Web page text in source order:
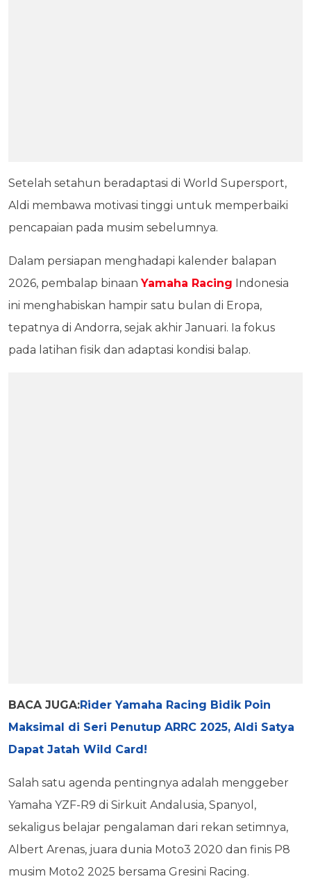
Setelah setahun beradaptasi di World Supersport,
Aldi membawa motivasi tinggi untuk memperbaiki
pencapaian pada musim sebelumnya.
Dalam persiapan menghadapi kalender balapan
2026, pembalap binaanYamaha Racing Indonesia
ini menghabiskan hampir satu bulan di Eropa,
tepatnya di Andorra, sejak akhir Januari. Ia fokus
pada latihan fisik dan adaptasi kondisi balap.
BACA JUGA:Rider Yamaha Racing Bidik Poin
Maksimal di Seri Penutup ARRC 2025, Aldi Satya
Dapat Jatah Wild Card!
Salah satu agenda pentingnya adalah menggeber
Yamaha YZF-R9 di Sirkuit Andalusia, Spanyol,
sekaligus belajar pengalaman dari rekan setimnya,
Albert Arenas, juara dunia Moto3 2020 dan finis P8
musim Moto2 2025 bersama Gresini Racing.